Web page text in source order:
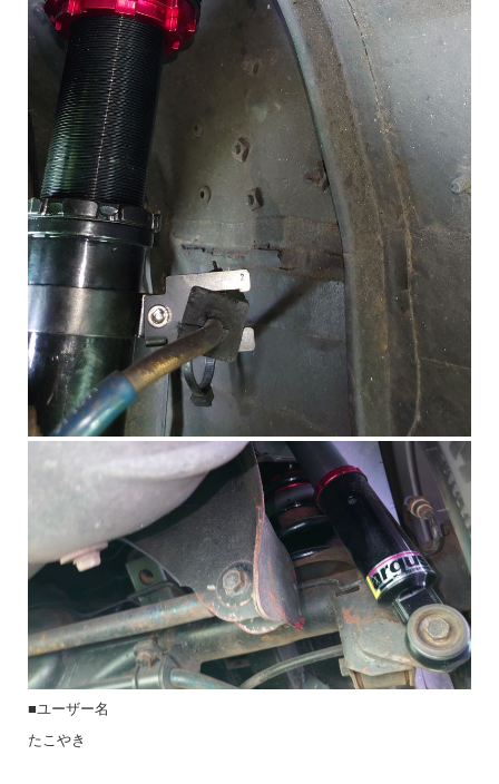
■ユーザー名
たこやき